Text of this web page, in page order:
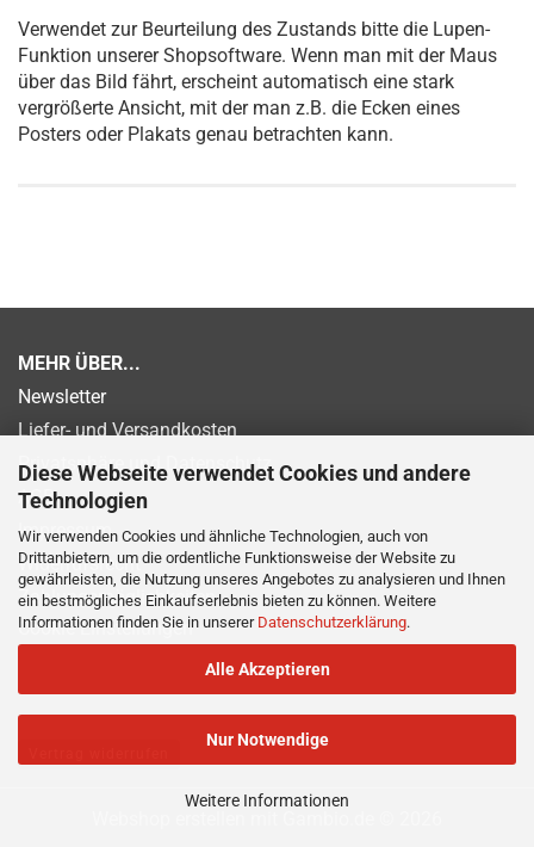
Diese Webseite verwendet Cookies und andere
Technologien
Wir verwenden Cookies und ähnliche Technologien, auch von
Drittanbietern, um die ordentliche Funktionsweise der Website zu
gewährleisten, die Nutzung unseres Angebotes zu analysieren und Ihnen
ein bestmögliches Einkaufserlebnis bieten zu können. Weitere
Informationen finden Sie in unserer Datenschutzerklärung.
Alle Akzeptieren
Nur Notwendige
Weitere Informationen
Verwendet zur Beurteilung des Zustands bitte die Lupen-
Funktion unserer Shopsoftware. Wenn man mit der Maus
über das Bild fährt, erscheint automatisch eine stark
vergrößerte Ansicht, mit der man z.B. die Ecken eines
Posters oder Plakats genau betrachten kann.
MEHR ÜBER...
Newsletter
Liefer- und Versandkosten
Privatsphäre und Datenschutz
AGB
Impressum
Widerrufsrecht
Zahlungsmöglichkeiten
Cookie Einstellungen